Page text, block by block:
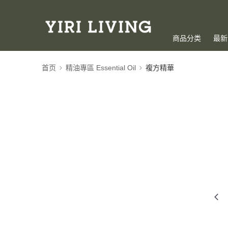
商品分类 最
首页 精油專區 Essential Oil 複方精華